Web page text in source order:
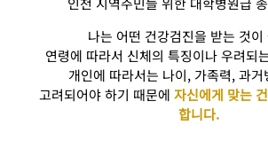
나는 어떤 건강검진을 받는 것이
연령에 따라서 신체의 특징이나 우려되
개인에 따라서는 나이, 가족력, 과거
고려되어야 하기 때문에 자신에게 맞는
합니다.